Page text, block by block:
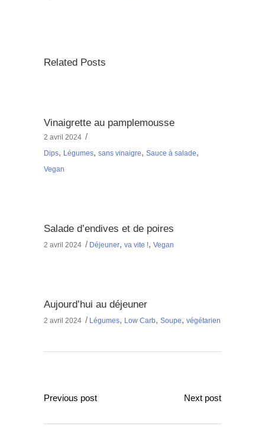
Related Posts
Vinaigrette au pamplemousse
2 avril 2024
Dips, Légumes, sans vinaigre, Sauce à salade,
Vegan
Salade d’endives et de poires
2 avril 2024 Déjeuner, va vite !, Vegan
Aujourd’hui au déjeuner
2 avril 2024 Légumes, Low Carb, Soupe, végétarien
Previous post Next post